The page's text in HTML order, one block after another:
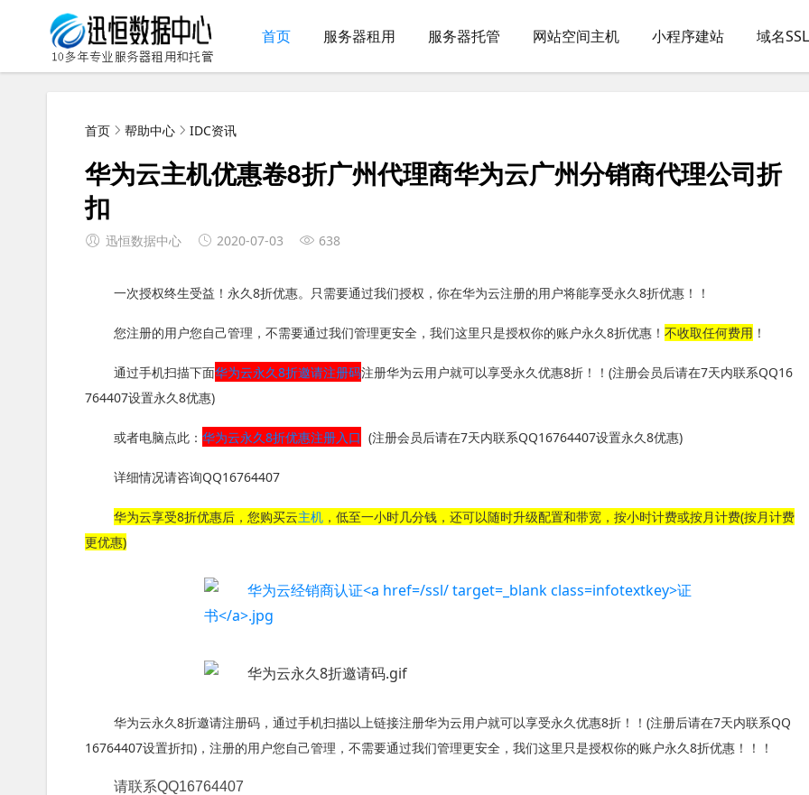
首页 服务器租用 服务器托管 网站空间主机 小程序建站 域名
首页 帮助中心 IDC资讯
华为云主机优惠卷8折广州代理商华为云广州分销商代理公司折
扣
迅恒数据中心 2020-07-03 638
一次授权终生受益！永久8折优惠。只需要通过我们授权，你在华为云注册的用户将能享受永久8折优惠！！
您注册的用户您自己管理，不需要通过我们管理更安全，我们这里只是授权你的账户永久8折优惠！ 不收取任何费用 ！
通过手机扫描下面华为云永久8折邀请注册码注册华为云用户就可以享受永久优惠8折！！(注册会员后请在7天内联系QQ16
764407设置永久8优惠)
或者电脑点此： 华为云永久8折优惠注册入口 (注册会员后请在7天内联系QQ16764407设置永久8优惠)
详细情况请咨询QQ16764407
华为云享受8折优惠后，您购买云主机 ，低至一小时几分钱，还可以随时升级配置和带宽，按小时计费或按月计费(按月计费
更优惠)
华为云永久8折邀请注册码，通过手机扫描以上链接注册华为云用户就可以享受永久优惠8折！！(注册后请在7天内联系QQ
16764407设置折扣)，注册的用户您自己管理，不需要通过我们管理更安全，我们这里只是授权你的账户永久8折优惠！！！
请联系QQ16764407